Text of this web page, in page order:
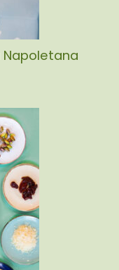
Napoletana